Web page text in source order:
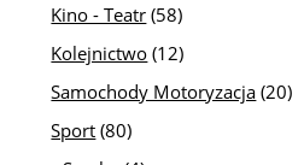
Kino - Teatr (58)
Kolejnictwo (12)
Samochody Motoryzacja (20)
Sport (80)